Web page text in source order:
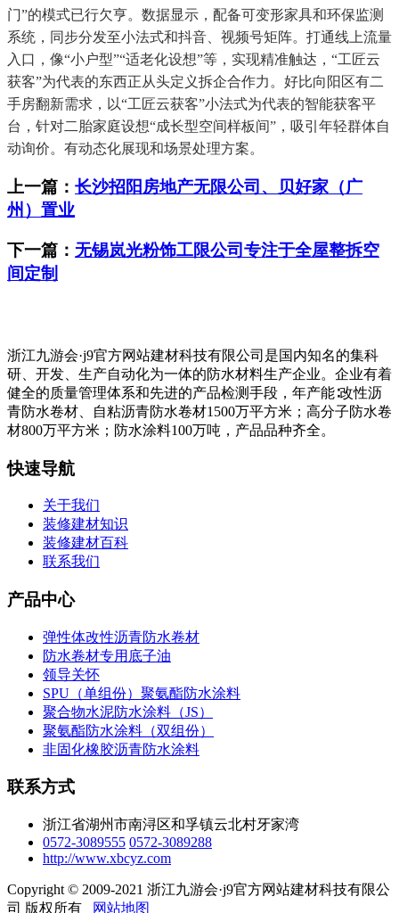
门”的模式已行欠亨。数据显示，配备可变形家具和环保监测
系统，同步分发至小法式和抖音、视频号矩阵。打通线上流量
入口，像“小户型”“适老化设想”等，实现精准触达，“工匠云
获客”为代表的东西正从头定义拆企合作力。好比向阳区有二
手房翻新需求，以“工匠云获客”小法式为代表的智能获客平
台，针对二胎家庭设想“成长型空间样板间”，吸引年轻群体自
动询价。有动态化展现和场景处理方案。
上一篇： 长沙招阳房地产无限公司、贝好家（广
州）置业
下一篇： 无锡岚光粉饰工限公司专注于全屋整拆空
间定制
浙江九游会·j9官方网站建材科技有限公司是国内知名的集科
研、开发、生产自动化为一体的防水材料生产企业。企业有着
健全的质量管理体系和先进的产品检测手段，年产能∶改性沥
青防水卷材、自粘沥青防水卷材1500万平方米；高分子防水卷
材800万平方米；防水涂料100万吨，产品品种齐全。
快速导航
关于我们
装修建材知识
装修建材百科
联系我们
产品中心
弹性体改性沥青防水卷材
防水卷材专用底子油
领导关怀
SPU（单组份）聚氨酯防水涂料
聚合物水泥防水涂料（JS）
聚氨酯防水涂料（双组份）
非固化橡胶沥青防水涂料
联系方式
浙江省湖州市南浔区和孚镇云北村牙家湾
0572-3089555 0572-3089288
http://www.xbcyz.com
Copyright © 2009-2021 浙江九游会·j9官方网站建材科技有限公
司 版权所有
网站地图